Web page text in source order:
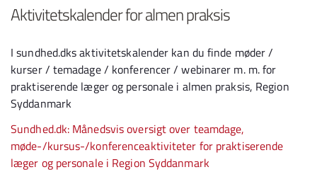
Aktivitetskalender for almen praksis
I sundhed.dks aktivitetskalender kan du finde møder /
kurser / temadage / konferencer / webinarer m. m. for
praktiserende læger og personale i almen praksis, Region
Syddanmark
Sundhed.dk: Månedsvis oversigt over teamdage,
møde-/kursus-/konferenceaktiviteter for praktiserende
læger og personale i Region Syddanmark